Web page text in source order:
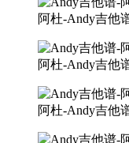
阿杜-Andy吉他
阿杜-Andy吉他
阿杜-Andy吉他